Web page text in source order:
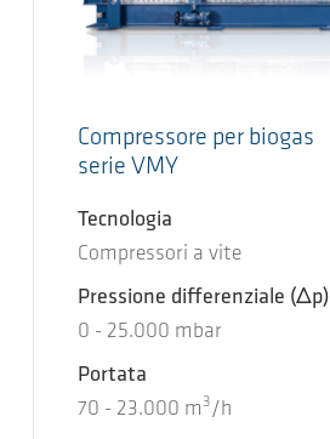
Compressore per biogas
serie VMY
Tecnologia
Compressori a vite
Pressione differenziale (Δp)
0 - 25.000 mbar
Portata
70 - 23.000 m 3 /h